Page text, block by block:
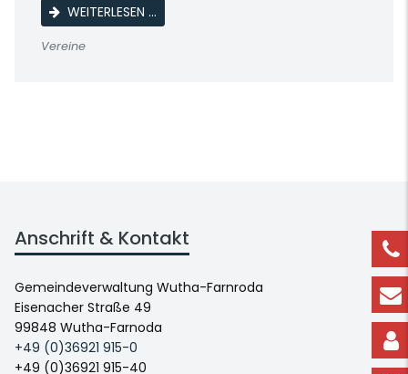
WEITERLESEN …BEGEGNUNGSRUNDE
Vereine
Anschrift & Kontakt
Gemeindeverwaltung Wutha-Farnroda
Eisenacher Straße 49
99848 Wutha-Farnoda
+49 (0)36921 915-0
+49 (0)36921 915-40